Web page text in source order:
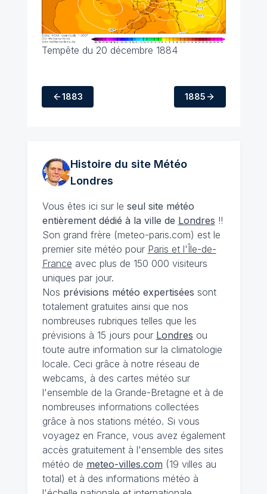
Tempête du 20 décembre 1884
1883 1885
Histoire du site Météo
Londres
Vous êtes ici sur le seul site météo
entièrement dédié à la ville de Londres !!
Son grand frère (meteo-paris.com) est le
premier site météo pour Paris et l'Île-de-
France avec plus de 150 000 visiteurs
uniques par jour.
Nos prévisions météo expertisées sont
totalement gratuites ainsi que nos
nombreuses rubriques telles que les
prévisions à 15 jours pour Londres ou
toute autre information sur la climatologie
locale. Ceci grâce à notre réseau de
webcams, à des cartes météo sur
l'ensemble de la Grande-Bretagne et à de
nombreuses informations collectées
grâce à nos stations météo. Si vous
voyagez en France, vous avez également
accès gratuitement à l'ensemble des sites
météo de meteo-villes.com (19 villes au
total) et à des informations météo à